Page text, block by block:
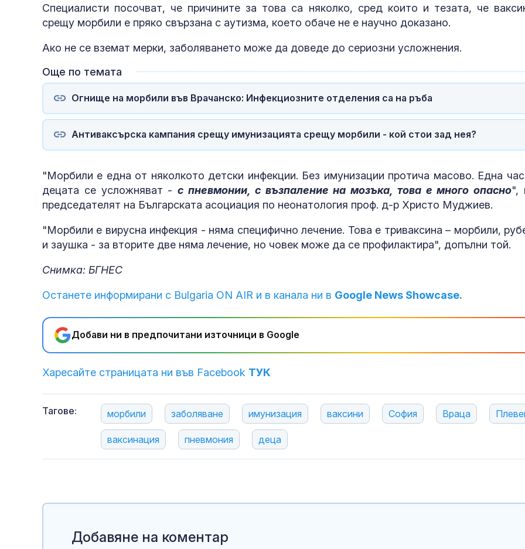
Специалисти посочват, че причините за това са няколко, сред които и тезата, че
срещу морбили е пряко свързана с аутизма, което обаче не е научно доказано.
Ако не се вземат мерки, заболяването може да доведе до сериозни усложнения.
Още по темата
Огнище на морбили във Врачанско: Инфекциозните отделения са на ръба
Антиваксърска кампания срещу имунизацията срещу морбили - кой стои зад нея?
"Морбили е една от няколкото детски инфекции. Без имунизации протича масово. Една
децата се усложняват -с пневмонии, с възпаление на мозъка, това е много опасно",
председателят на Българската асоциация по неонатология проф. д-р Христо Муджиев.
"Морбили е вирусна инфекция - няма специфично лечение. Това е триваксина – морбили,
и заушка - за вторите две няма лечение, но човек може да се профилактира", допълни той.
Снимка: БГНЕС
Останете информирани с Bulgaria ON AIR и в канала ни в Google News Showcase.
Добави ни в предпочитани източници в Google
Харесайте страницата ни във Facebook ТУК
Тагове: морбили заболяване имунизация ваксини София Враца
ваксинация пневмония деца
предизвикателство за
Украйна
За наказание: Пратиха
в “месомелачката”
Китай тества Z-10 за
опасни мисии:
хеликоптери тренират
полети под радара
внимаваме?
исхемичен
горещините?
Добавяне на коментар